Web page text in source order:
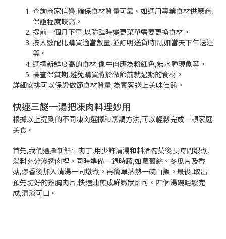
查詢商家信譽,確保食材質量可靠。如選用專業食材供應商,
保證程度較高。
提前一個月下單,以防臨時變更菜單需要更換食材。
按人數配比購買適當數量,並訂明送貨時間,如當天下午送達
等。
選擇新鮮度高的食材,像牛肉應為粉紅色,無水腫現象等。
檢查保質期,避免購買將於做節前就過期的食材。
詳細安排可以保證做節食材質量,為賓客送上美味佳餚。
快速三餸一湯把凍肉料理妙用
根據以上提到的不同凍肉選擇和烹調方法,可以輕鬆完成一頓家庭
美食。
首先,我們選擇新鮮牛肉丁,用少許清湯和料酒勾芡後長時間煨煮,
湯料充分滲透肉裡。同時準備一鍋時蔬,如蘿蔔絲、冬瓜片及香
菇,爆香後加入清湯一同燉煮。再簡單蒸熟一碗白飯。最後,取出
預先切好的雞胸肉片,快速油煎成鮮嫩狀即可。四個湯碗輕鬆完
成,清淡可口。